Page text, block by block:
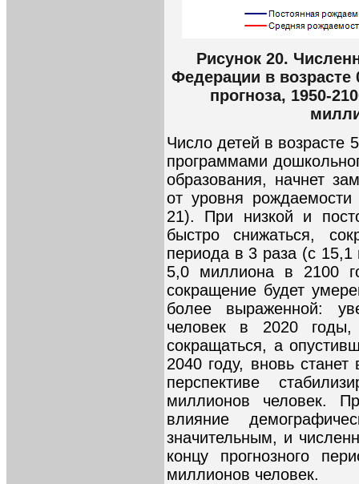
Рисунок 20.
Федерации в возрасте
прогноза, 1950-
Число детей в возрасте
программами
образования, начнет
от уровня
21). При низкой и
быстро снижаться,
периода в 3 раза (с
5,0 миллиона в 2100
сокращение будет
более выраженной:
человек в 2020
сокращаться, а
2040 году, вновь
перспективе
миллионов человек.
влияние
значительным, и
концу прогнозного
миллионов человек.